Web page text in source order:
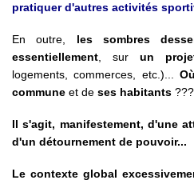
pratiquer d'autres activités
En outre, les sombres
essentiellement , sur un
logements, commerces, etc.)...
commune et de ses habitants ???
Il s'agit, manifestement, d'une
d'un détournement de pouvoir...
Le contexte global